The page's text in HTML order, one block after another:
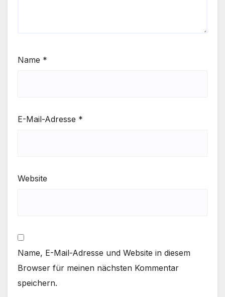
Name *
E-Mail-Adresse *
Website
Name, E-Mail-Adresse und Website in diesem
Browser für meinen nächsten Kommentar
speichern.